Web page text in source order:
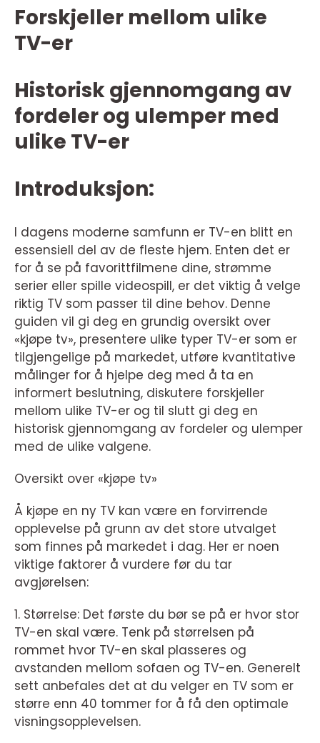
Forskjeller mellom ulike
TV-er
Historisk gjennomgang av
fordeler og ulemper med
ulike TV-er
Introduksjon:
I dagens moderne samfunn er TV-en blitt en
essensiell del av de fleste hjem. Enten det er
for å se på favorittfilmene dine, strømme
serier eller spille videospill, er det viktig å velge
riktig TV som passer til dine behov. Denne
guiden vil gi deg en grundig oversikt over
«kjøpe tv», presentere ulike typer TV-er som er
tilgjengelige på markedet, utføre kvantitative
målinger for å hjelpe deg med å ta en
informert beslutning, diskutere forskjeller
mellom ulike TV-er og til slutt gi deg en
historisk gjennomgang av fordeler og ulemper
med de ulike valgene.
Oversikt over «kjøpe tv»
Å kjøpe en ny TV kan være en forvirrende
opplevelse på grunn av det store utvalget
som finnes på markedet i dag. Her er noen
viktige faktorer å vurdere før du tar
avgjørelsen:
1. Størrelse: Det første du bør se på er hvor stor
TV-en skal være. Tenk på størrelsen på
rommet hvor TV-en skal plasseres og
avstanden mellom sofaen og TV-en. Generelt
sett anbefales det at du velger en TV som er
større enn 40 tommer for å få den optimale
visningsopplevelsen.